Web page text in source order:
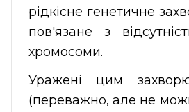
рідкісне генетичне
пов'язане з
хромосоми.
Уражені цим
(переважно, але не